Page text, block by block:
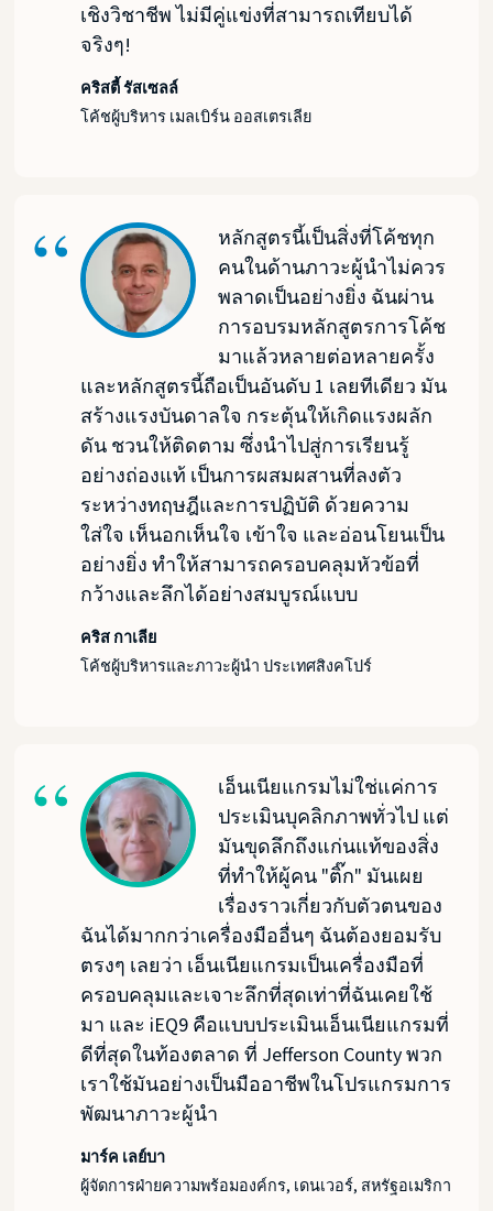
เชิงวิชาชีพ ไม่มีคู่แข่งที่สามารถเทียบได้
จริงๆ!
คริสตี้ รัสเซลล์
โค้ชผู้บริหาร เมลเบิร์น ออสเตรเลีย
หลักสูตรนี้เป็นสิ่งที่โค้ชทุก
คนในด้านภาวะผู้นำไม่ควร
พลาดเป็นอย่างยิ่ง ฉันผ่าน
การอบรมหลักสูตรการโค้ช
มาแล้วหลายต่อหลายครั้ง
และหลักสูตรนี้ถือเป็นอันดับ 1 เลยทีเดียว มัน
สร้างแรงบันดาลใจ กระตุ้นให้เกิดแรงผลัก
ดัน ชวนให้ติดตาม ซึ่งนำไปสู่การเรียนรู้
อย่างถ่องแท้ เป็นการผสมผสานที่ลงตัว
ระหว่างทฤษฎีและการปฏิบัติ ด้วยความ
ใส่ใจ เห็นอกเห็นใจ เข้าใจ และอ่อนโยนเป็น
อย่างยิ่ง ทำให้สามารถครอบคลุมหัวข้อที่
กว้างและลึกได้อย่างสมบูรณ์แบบ
คริส กาเลีย
โค้ชผู้บริหารและภาวะผู้นำ ประเทศสิงคโปร์
เอ็นเนียแกรมไม่ใช่แค่การ
ประเมินบุคลิกภาพทั่วไป แต่
มันขุดลึกถึงแก่นแท้ของสิ่ง
ที่ทำให้ผู้คน "ติ๊ก" มันเผย
เรื่องราวเกี่ยวกับตัวตนของ
ฉันได้มากกว่าเครื่องมืออื่นๆ ฉันต้องยอมรับ
ตรงๆ เลยว่า เอ็นเนียแกรมเป็นเครื่องมือที่
ครอบคลุมและเจาะลึกที่สุดเท่าที่ฉันเคยใช้
มา และ iEQ9 คือแบบประเมินเอ็นเนียแกรมที่
ดีที่สุดในท้องตลาด ที่ Jefferson County พวก
เราใช้มันอย่างเป็นมืออาชีพในโปรแกรมการ
พัฒนาภาวะผู้นำ
มาร์ค เลย์บา
ผู้จัดการฝ่ายความพร้อมองค์กร, เดนเวอร์, สหรัฐอเมริกา